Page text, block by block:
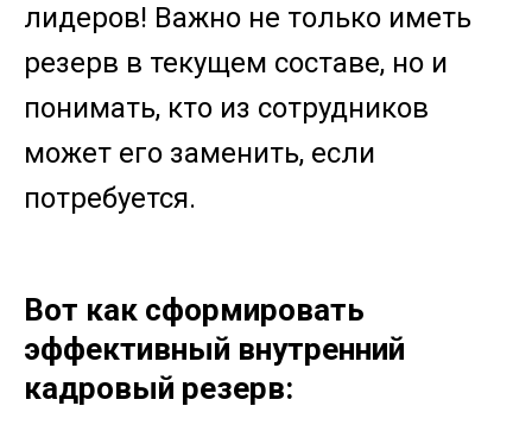
лидеров! Важно не только иметь
резерв в текущем составе, но и
понимать, кто из сотрудников
может его заменить, если
потребуется.
Вот как сформировать
эффективный внутренний
кадровый резерв: